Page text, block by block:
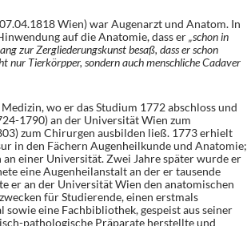
Wien) war Augenarzt und Anatom. In
auf die Anatomie, dass er„schon in
zur Zergliederungskunst besaß, dass er schon
nur Tierkörpper, sondern auch menschliche Cadaver
wo er das Studium 1772 abschloss und
1790) an der Universität Wien zum
zum Chirurgen ausbilden ließ. 1773 erhielt
in den Fächern Augenheilkunde und Anatomie;
einer Universität. Zwei Jahre später wurde er
eine Augenheilanstalt an der er tausende
er an der Universität Wien den anatomischen
für Studierende, einen erstmals
eine Fachbibliothek, gespeist aus seiner
pathologische Präparate herstellte und